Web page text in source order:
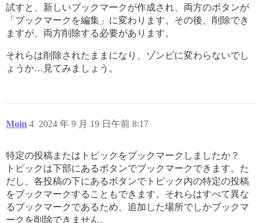
試すと、新しいブックマークが作成され、両方のボタンが
「ブックマークを編集」に変わります。その後、削除でき
ますが、両方削除する必要があります。
それらは削除されたままになり、ゾンビに変わらないでし
ょうか…見てみましょう。
Moin 2024 年 9 月 19 日午前 8:17
4
特定の投稿またはトピックをブックマークしましたか？
トピックは下部にあるボタンでブックマークできます。た
だし、各投稿の下にあるボタンでトピック内の特定の投稿
をブックマークすることもできます。それらはすべて異な
るブックマークであるため、追加した場所でしかブックマ
ークを削除できません。